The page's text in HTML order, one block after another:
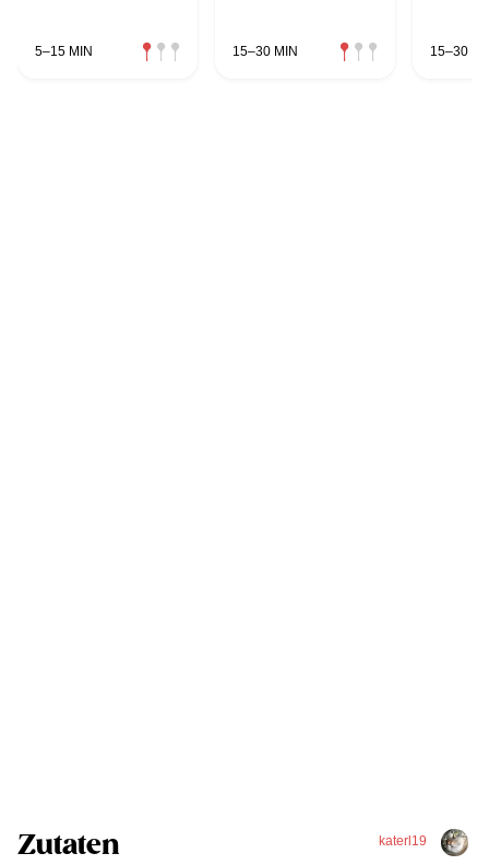
5–15 MIN 15–30 MIN 15–30
katerl19
Zutaten